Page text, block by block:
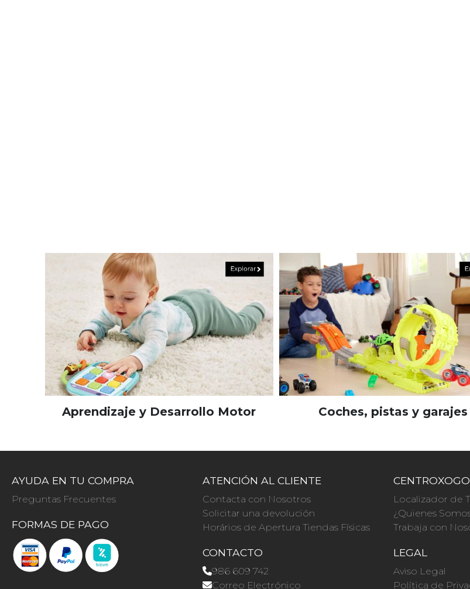
Aprendizaje y Desarrollo Motor Coches, pistas y garajes
AYUDA EN TU COMPRA
Preguntas Frecuentes
FORMAS DE PAGO
ATENCIÓN AL CLIENTE
Contacta con Nosotros
Solicitar una devolución
Horários de Apertura Tiendas Físicas
CONTACTO
986 609 742
Correo Electrónico
CENTROXOGO
Localizador de
¿Quienes
Trabaja con
LEGAL
Aviso Legal
Política de